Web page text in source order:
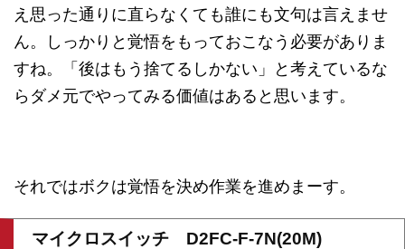
え思った通りに直らなくても誰にも文句は言えませ
ん。しっかりと覚悟をもっておこなう必要がありま
すね。「後はもう捨てるしかない」と考えているな
らダメ元でやってみる価値はあると思います。
それではボクは覚悟を決め作業を進めまーす。
マイクロスイッチ D2FC-F-7N(20M)